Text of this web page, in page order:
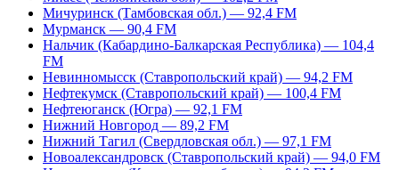
Мичуринск (Тамбовская обл.) — 92,4 FM
Мурманск — 90,4 FM
Нальчик (Кабардино-Балкарская Республика) — 104,4
FM
Невинномысск (Ставропольский край) — 94,2 FM
Нефтекумск (Ставропольский край) — 100,4 FM
Нефтеюганск (Югра) — 92,1 FM
Нижний Новгород — 89,2 FM
Нижний Тагил (Свердловская обл.) — 97,1 FM
Новоалександровск (Ставропольский край) — 94,0 FM